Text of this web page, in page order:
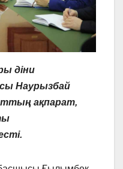
діни
Наурызбай
ақпарат,